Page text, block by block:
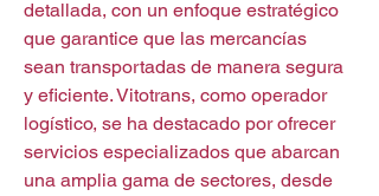
detallada, con un enfoque estratégico
que garantice que las mercancías
sean transportadas de manera segura
y eficiente. Vitotrans, como operador
logístico, se ha destacado por ofrecer
servicios especializados que abarcan
una amplia gama de sectores, desde